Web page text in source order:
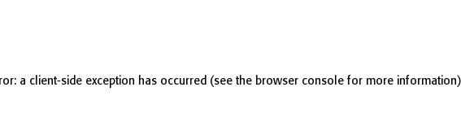
a client-side exception has occurred (see the browser console for more information)